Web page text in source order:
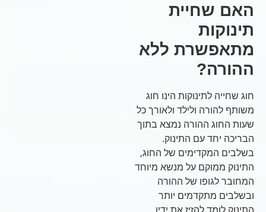
האם שחיית
תינוקות
מתאפשרת ללא
ההורה?
חוג שחייה לתינוקות הינו חוג
משותף להורה ולילד ולאורך כל
שעות החוג ההורה נמצא בתוך
הבריכה יחד עם התינוק.
בשלבים המקדימים של החוג,
התינוק ממוקם על מנשא מיוחד
המחובר לגופו של ההורה
ובשלבים מתקדמים יותר